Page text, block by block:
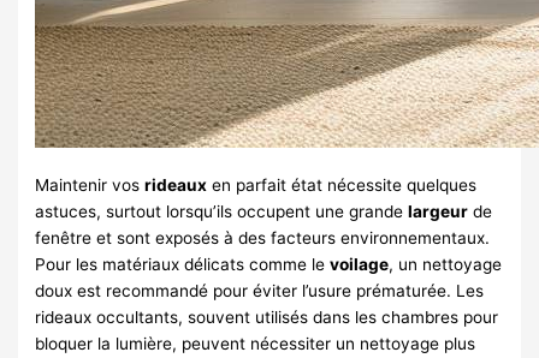
Maintenir vosrideaux en parfait état nécessite quelques
astuces, surtout lorsqu’ils occupent une grandelargeur de
fenêtre et sont exposés à des facteurs environnementaux.
Pour les matériaux délicats comme levoilage, un nettoyage
doux est recommandé pour éviter l’usure prématurée. Les
rideaux occultants, souvent utilisés dans les chambres pour
bloquer la lumière, peuvent nécessiter un nettoyage plus